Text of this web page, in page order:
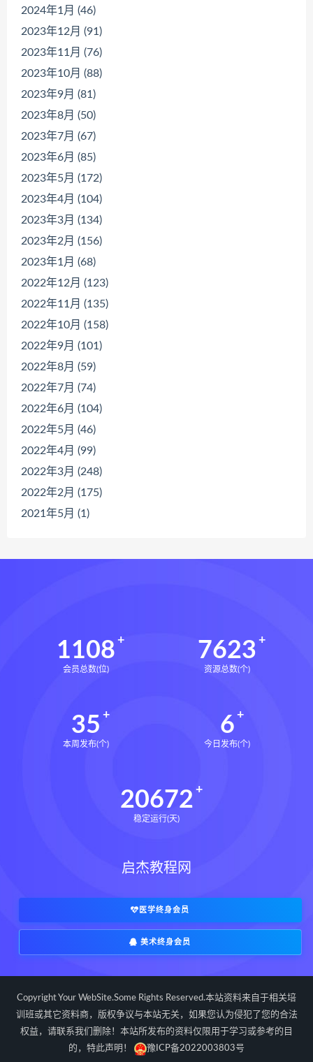
2024年1月 (46)
2023年12月 (91)
2023年11月 (76)
2023年10月 (88)
2023年9月 (81)
2023年8月 (50)
2023年7月 (67)
2023年6月 (85)
2023年5月 (172)
2023年4月 (104)
2023年3月 (134)
2023年2月 (156)
2023年1月 (68)
2022年12月 (123)
2022年11月 (135)
2022年10月 (158)
2022年9月 (101)
2022年8月 (59)
2022年7月 (74)
2022年6月 (104)
2022年5月 (46)
2022年4月 (99)
2022年3月 (248)
2022年2月 (175)
2021年5月 (1)
1108
会员总数(位)
7623
资源总数(个)
35
本周发布(个)
6
今日发布(个)
20672
稳定运行(天)
启杰教程网
医学终身会员
美术终身会员
Copyright Your WebSite.Some Rights Reserved.本站资料来自于相关培
训班或其它资料商，版权争议与本站无关，如果您认为侵犯了您的合法
权益，请联系我们删除！本站所发布的资料仅限用于学习或参考的目
的，特此声明！
豫ICP备2022003803号